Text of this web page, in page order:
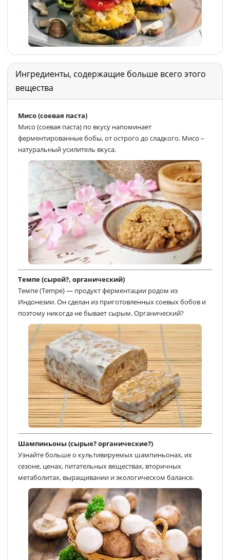
Ингредиенты, содержащие больше всего этого
вещества
Мисо (соевая паста)
Мисо (соевая паста) по вкусу напоминает
ферментированные бобы, от острого до сладкого. Мисо –
натуральный усилитель вкуса.
Темпе (сырой?, органический)
Темпе (Tempe) — продукт ферментации родом из
Индонезии. Он сделан из приготовленных соевых бобов и
поэтому никогда не бывает сырым. Органический?
Шампиньоны (сырые? органические?)
Узнайте больше о культивируемых шампиньонах, их
сезоне, ценах, питательных веществах, вторичных
метаболитах, выращивании и экологическом балансе.